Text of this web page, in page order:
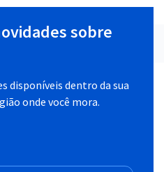
sobre
disponíveis dentro da sua
onde você mora.